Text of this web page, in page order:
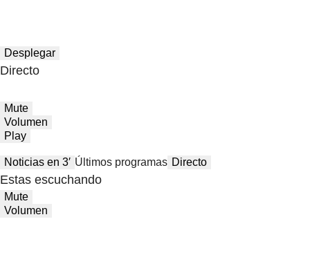
Desplegar
Directo
Mute
Volumen
Play
Noticias en 3′ Últimos programas Directo
Estas escuchando
Mute
Volumen